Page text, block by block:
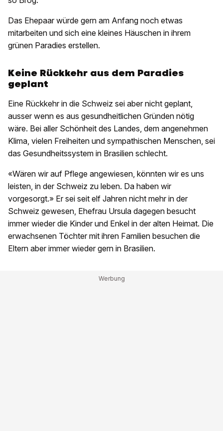
Das Ehepaar würde gern am Anfang noch etwas
mitarbeiten und sich eine kleines Häuschen in ihrem
grünen Paradies erstellen.
Keine Rückkehr aus dem Paradies
geplant
Eine Rückkehr in die Schweiz sei aber nicht geplant,
ausser wenn es aus gesundheitlichen Gründen nötig
wäre. Bei aller Schönheit des Landes, dem angenehmen
Klima, vielen Freiheiten und sympathischen Menschen, sei
das Gesundheitssystem in Brasilien schlecht.
«Wären wir auf Pflege angewiesen, könnten wir es uns
leisten, in der Schweiz zu leben. Da haben wir
vorgesorgt.» Er sei seit elf Jahren nicht mehr in der
Schweiz gewesen, Ehefrau Ursula dagegen besucht
immer wieder die Kinder und Enkel in der alten Heimat. Die
erwachsenen Töchter mit ihren Familien besuchen die
Eltern aber immer wieder gern in Brasilien.